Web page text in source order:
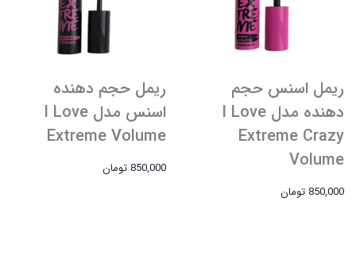
ریمل اسنس حجم
دهنده مدل I Love
Extreme Crazy
Volume
850,000 تومان
ریمل حجم دهنده
اسنس مدل I Love
Extreme Volume
850,000 تومان